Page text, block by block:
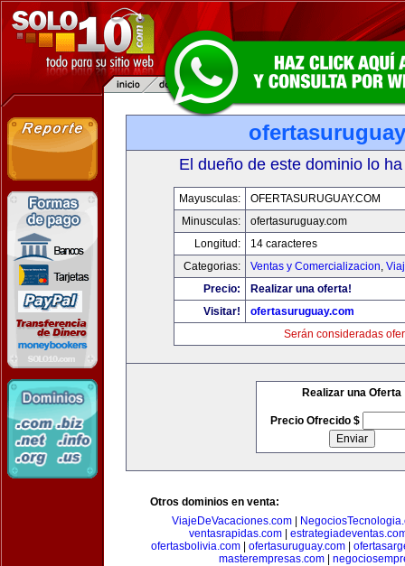
El dueño de este dominio lo
Mayusculas:
OFERTASURUGUAY.COM
Minusculas:
ofertasuruguay.com
Longitud:
14 caracteres
Categorias:
Ventas y Comercializacion,
Precio:
Realizar una oferta!
Visitar!
ofertasuruguay.com
Serán consideradas
Realizar una Oferta
Precio Ofrecido $
Otros dominios en venta:
ViajeDeVacaciones.com|
ventasrapidas.com|
ofertasbolivia.com| ofertasuruguay.com|
masterempresas.com|